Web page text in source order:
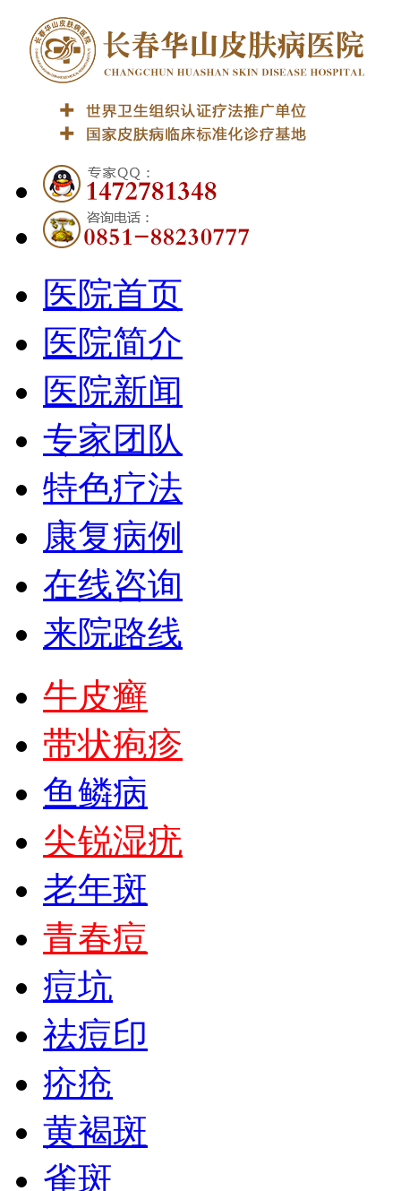
医院首页
医院简介
医院新闻
专家团队
特色疗法
康复病例
在线咨询
来院路线
牛皮癣
带状疱疹
鱼鳞病
尖锐湿疣
老年斑
青春痘
痘坑
祛痘印
疥疮
黄褐斑
雀斑